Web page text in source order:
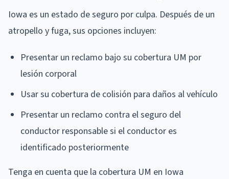
Iowa es un estado de seguro por culpa. Después de un
atropello y fuga, sus opciones incluyen:
Presentar un reclamo bajo su cobertura UM por
lesión corporal
Usar su cobertura de colisión para daños al vehículo
Presentar un reclamo contra el seguro del
conductor responsable si el conductor es
identificado posteriormente
Tenga en cuenta que la cobertura UM en Iowa